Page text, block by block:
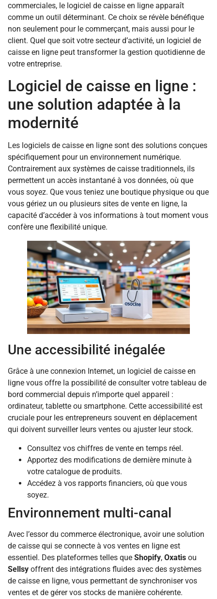
commerciales, le logiciel de caisse en ligne apparaît
comme un outil déterminant. Ce choix se révèle bénéfique
non seulement pour le commerçant, mais aussi pour le
client. Quel que soit votre secteur d’activité, un logiciel de
caisse en ligne peut transformer la gestion quotidienne de
votre entreprise.
Logiciel de caisse en ligne :
une solution adaptée à la
modernité
Les logiciels de caisse en ligne sont des solutions conçues
spécifiquement pour un environnement numérique.
Contrairement aux systèmes de caisse traditionnels, ils
permettent un accès instantané à vos données, où que
vous soyez. Que vous teniez une boutique physique ou que
vous gériez un ou plusieurs sites de vente en ligne, la
capacité d’accéder à vos informations à tout moment vous
confère une flexibilité unique.
Une accessibilité inégalée
Grâce à une connexion Internet, un logiciel de caisse en
ligne vous offre la possibilité de consulter votre tableau de
bord commercial depuis n’importe quel appareil :
ordinateur, tablette ou smartphone. Cette accessibilité est
cruciale pour les entrepreneurs souvent en déplacement
qui doivent surveiller leurs ventes ou ajuster leur stock.
Consultez vos chiffres de vente en temps réel.
Apportez des modifications de dernière minute à
votre catalogue de produits.
Accédez à vos rapports financiers, où que vous
soyez.
Environnement multi-canal
Avec l’essor du commerce électronique, avoir une solution
de caisse qui se connecte à vos ventes en ligne est
essentiel. Des plateformes telles que Shopify, Oxatis ou
Sellsy offrent des intégrations fluides avec des systèmes
de caisse en ligne, vous permettant de synchroniser vos
ventes et de gérer vos stocks de manière cohérente.